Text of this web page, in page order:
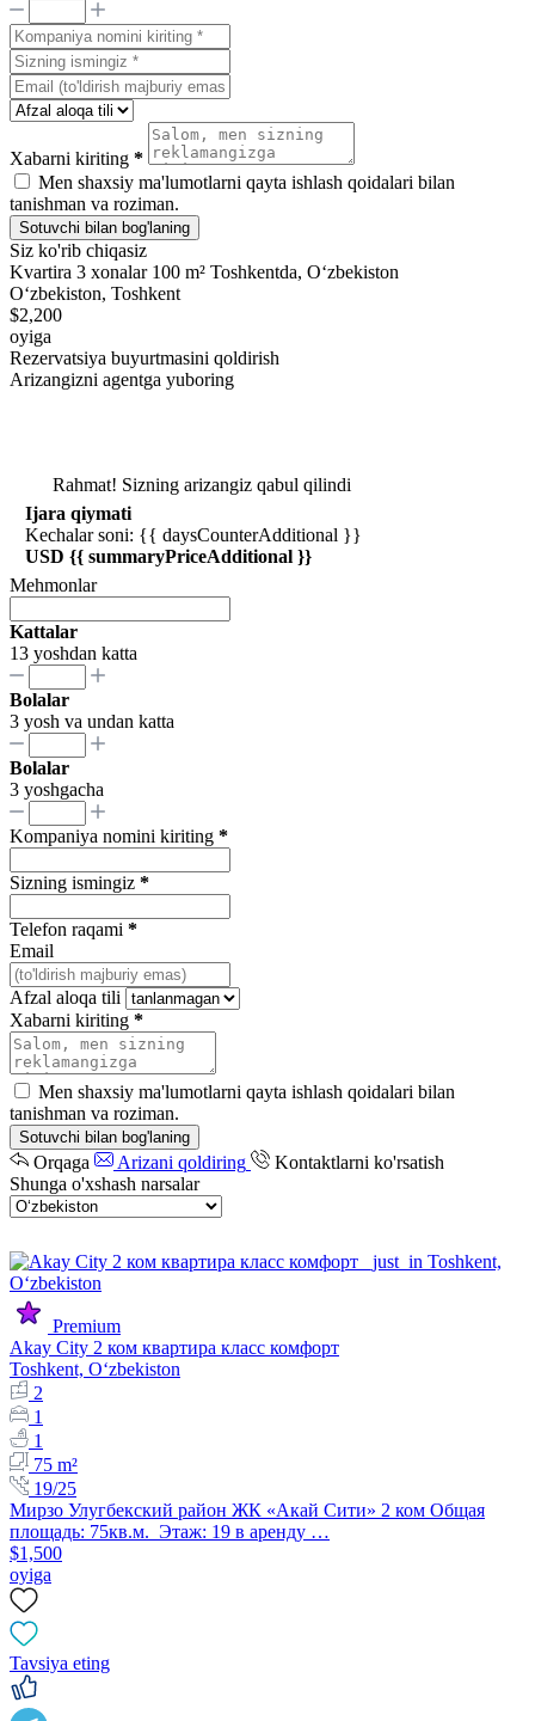
Xabarni kiriting *
Men shaxsiy ma'lumotlarni qayta ishlash qoidalari bilan
tanishman va roziman.
Sotuvchi bilan bog'laning
Siz ko'rib chiqasiz
Kvartira 3 xonalar 100 m² Toshkentda, Oʻzbekiston
Oʻzbekiston, Toshkent
$2,200
oyiga
Rezervatsiya buyurtmasini qoldirish
Arizangizni agentga yuboring
Rahmat! Sizning arizangiz qabul qilindi
Ijara qiymati
Kechalar soni: {{ daysCounterAdditional }}
USD {{ summaryPriceAdditional }}
Mehmonlar
Kattalar
13 yoshdan katta
Bolalar
3 yosh va undan katta
Bolalar
3 yoshgacha
Kompaniya nomini kiriting *
Sizning ismingiz *
Telefon raqami *
Email
Afzal aloqa tili
Xabarni kiriting *
Men shaxsiy ma'lumotlarni qayta ishlash qoidalari bilan
tanishman va roziman.
Sotuvchi bilan bog'laning
Orqaga Arizani qoldiring
Kontaktlarni ko'rsatish
Shunga o'xshash narsalar
Premium
Akay City 2 ком квартира класс комфорт
Toshkent, Oʻzbekiston
2
1
1
75 m²
19/25
Мирзо Улугбекский район ЖК «Акай Сити» 2 ком Общая
площадь: 75кв.м. Этаж: 19 в аренду …
$1,500
oyiga
Tavsiya eting